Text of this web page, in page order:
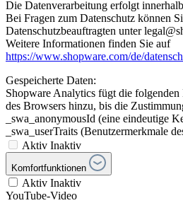
Die Datenverarbeitung erfolgt
Bei Fragen zum Datenschutz können
Datenschutzbeauftragten unter
Weitere Informationen finden Sie auf
https://www.shopware.com/de/
Gespeicherte Daten:
Shopware Analytics fügt die
des Browsers hinzu, bis die
_swa_anonymousId (eine eindeutige
_swa_userTraits (Benutzermerkmale
Aktiv Inaktiv
Komfortfunktionen
Aktiv Inaktiv
YouTube-Video